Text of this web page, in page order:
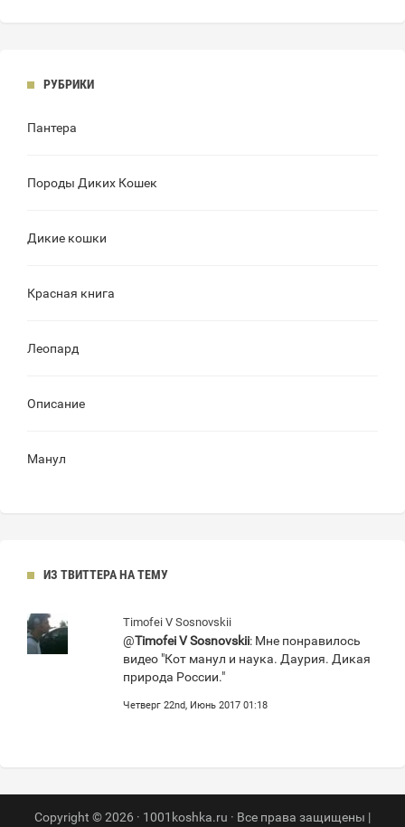
РУБРИКИ
Пантера
Породы Диких Кошек
Дикие кошки
Красная книга
Леопард
Описание
Манул
ИЗ ТВИТТЕРА НА ТЕМУ
Timofei V Sosnovskii
@Timofei V Sosnovskii: Мне понравилось
видео "Кот манул и наука. Даурия. Дикая
природа России."
Четверг 22nd, Июнь 2017 01:18
Copyright © 2026 · 1001koshka.ru · Все права защищены |